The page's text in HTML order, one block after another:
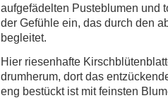
aufgefädelten Pusteblumen und
der Gefühle ein, das durch den
begleitet.
Hier riesenhafte
drumherum, dort das
eng bestückt ist mit feinsten